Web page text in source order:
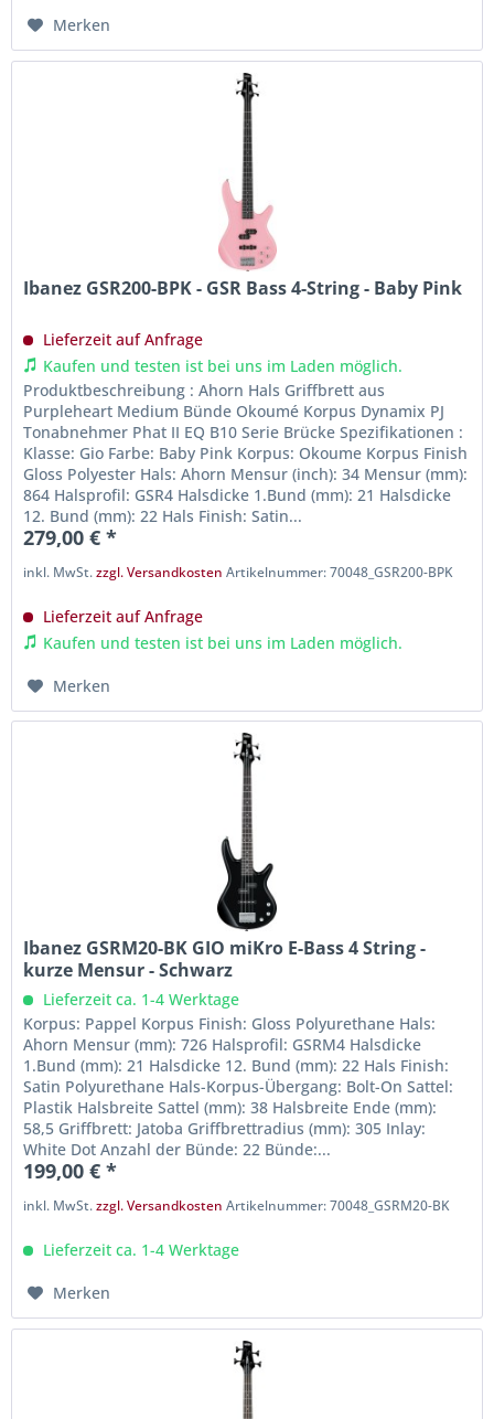
Merken
Ibanez GSR200-BPK - GSR Bass 4-String - Baby Pink
Lieferzeit auf Anfrage
Kaufen und testen ist bei uns im Laden möglich.
Produktbeschreibung : Ahorn Hals Griffbrett aus
Purpleheart Medium Bünde Okoumé Korpus Dynamix PJ
Tonabnehmer Phat II EQ B10 Serie Brücke Spezifikationen :
Klasse: Gio Farbe: Baby Pink Korpus: Okoume Korpus Finish
Gloss Polyester Hals: Ahorn Mensur (inch): 34 Mensur (mm):
864 Halsprofil: GSR4 Halsdicke 1.Bund (mm): 21 Halsdicke
12. Bund (mm): 22 Hals Finish: Satin...
279,00 € *
inkl. MwSt.zzgl. Versandkosten Artikelnummer: 70048_GSR200-BPK
Lieferzeit auf Anfrage
Kaufen und testen ist bei uns im Laden möglich.
Merken
Ibanez GSRM20-BK GIO miKro E-Bass 4 String -
kurze Mensur - Schwarz
Lieferzeit ca. 1-4 Werktage
Korpus: Pappel Korpus Finish: Gloss Polyurethane Hals:
Ahorn Mensur (mm): 726 Halsprofil: GSRM4 Halsdicke
1.Bund (mm): 21 Halsdicke 12. Bund (mm): 22 Hals Finish:
Satin Polyurethane Hals-Korpus-Übergang: Bolt-On Sattel:
Plastik Halsbreite Sattel (mm): 38 Halsbreite Ende (mm):
58,5 Griffbrett: Jatoba Griffbrettradius (mm): 305 Inlay:
White Dot Anzahl der Bünde: 22 Bünde:...
199,00 € *
inkl. MwSt.zzgl. Versandkosten Artikelnummer: 70048_GSRM20-BK
Lieferzeit ca. 1-4 Werktage
Merken